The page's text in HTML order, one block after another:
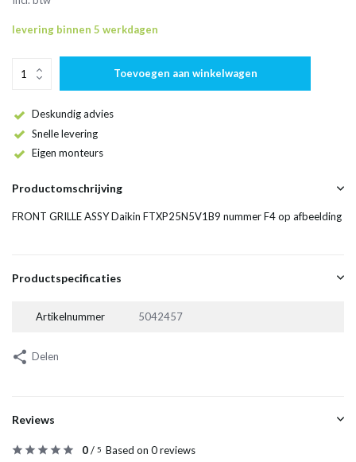
levering binnen 5 werkdagen
Toevoegen aan winkelwagen
Deskundig advies
Snelle levering
Eigen monteurs
Productomschrijving
FRONT GRILLE ASSY Daikin FTXP25N5V1B9 nummer F4 op afbeelding
Productspecificaties
Artikelnummer 5042457
Delen
Reviews
0/ 5 Based on 0 reviews